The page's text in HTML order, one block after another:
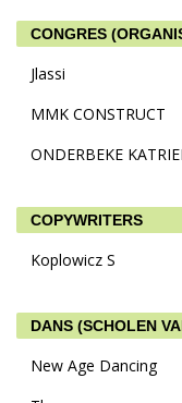
CONGRES
Jlassi
MMK CONSTRUCT
ONDERBEKE
COPYWRITERS
Koplowicz S
DANS (SCHOLEN
New Age Dancing